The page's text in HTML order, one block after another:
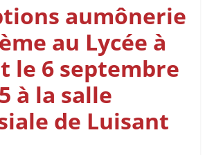
aumônerie
au Lycée à
le 6 septembre
à la salle
de Luisant